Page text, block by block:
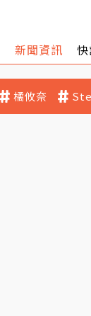
新聞資訊
橘攸奈